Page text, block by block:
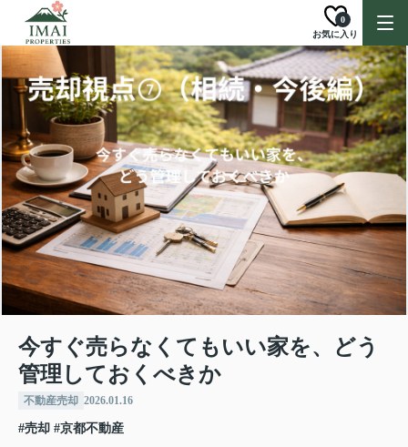
お気に入り
0
今すぐ売らなくてもいい家を、どう
管理しておくべきか
不動産売却 2026.01.16
#売却 #京都不動産